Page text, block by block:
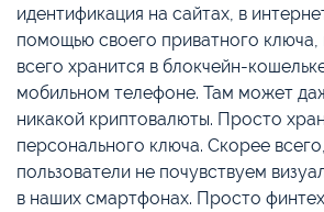
идентификация на сайтах, в
помощью своего приватного
всего хранится в блокчейн-
мобильном телефоне. Там может
никакой криптовалюты. Просто
персонального ключа. Скорее
пользователи не почувствуем
в наших смартфонах. Просто